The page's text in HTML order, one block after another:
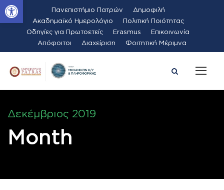
Ανοίξτε τη γραμμή εργαλείων Πανεπιστήμιο Πατρών
Δημοφιλή
Ακαδημαϊκό Ημερολόγιο
Πολιτική Ποιότητας
Οδηγίες για Πρωτοετείς
Erasmus
Επικοινωνία
Απόφοιτοι
Διαχείριση Φοιτητική Μέριμνα
Δεκέμβριος 2019
Month